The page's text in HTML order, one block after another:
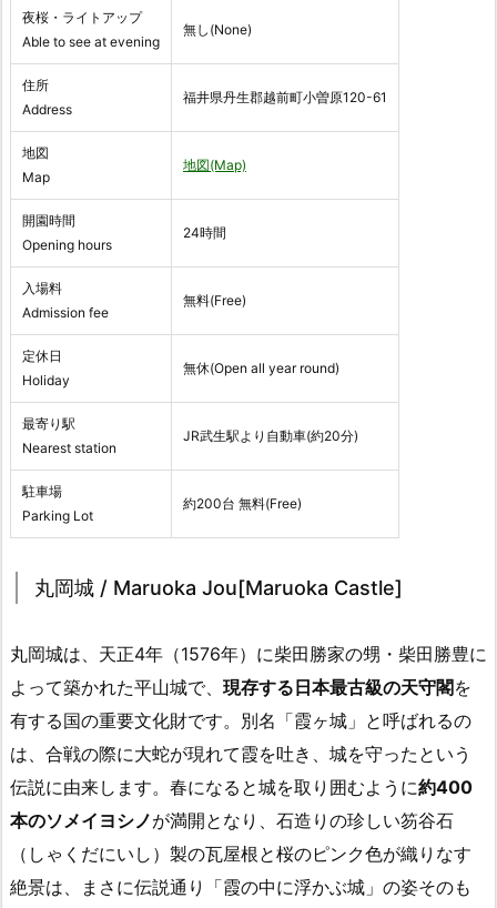
夜桜・ライトアップ
Able to see at evening
無し(None)
住所
Address
福井県丹生郡越前町小曽原120-61
地図
Map
地図(Map)
開園時間
Opening hours
24時間
入場料
Admission fee
無料(Free)
定休日
Holiday
無休(Open all year round)
最寄り駅
Nearest station
JR武生駅より自動車(約20分)
駐車場
Parking Lot
約200台 無料(Free)
丸岡城 / Maruoka Jou[Maruoka Castle]
丸岡城は、天正4年（1576年）に柴田勝家の甥・柴田勝豊に
よって築かれた平山城で、 現存する日本最古級の天守閣 を
有する国の重要文化財です。別名「霞ヶ城」と呼ばれるの
は、合戦の際に大蛇が現れて霞を吐き、城を守ったという
伝説に由来します。春になると城を取り囲むように約400
本のソメイヨシノが満開となり、石造りの珍しい笏谷石
（しゃくだにいし）製の瓦屋根と桜のピンク色が織りなす
絶景は、まさに伝説通り「霞の中に浮かぶ城」の姿そのも